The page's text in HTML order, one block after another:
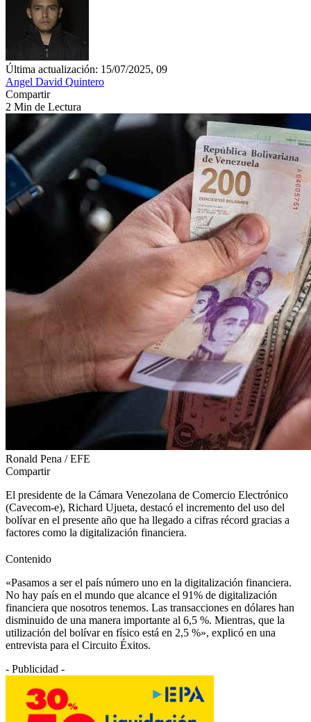
Última actualización: 15/07/2025, 09
Angel David Quintero
Compartir
2 Min de Lectura
Ronald Pena / EFE
Compartir
El presidente de la Cámara Venezolana de Comercio Electrónico
(Cavecom-e), Richard Ujueta, destacó el incremento del uso del
bolívar en el presente año que ha llegado a cifras récord gracias a
factores como la digitalización financiera.
Contenido
«Pasamos a ser el país número uno en la digitalización financiera.
No hay país en el mundo que alcance el 91% de digitalización
financiera que nosotros tenemos. Las transacciones en dólares han
disminuido de una manera importante al 6,5 %. Mientras, que la
utilización del bolívar en físico está en 2,5 %», explicó en una
entrevista para el Circuito Éxitos.
- Publicidad -